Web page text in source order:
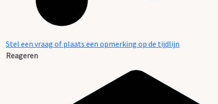
Stel een vraag of plaats een opmerking op de tijdlijn
Reageren